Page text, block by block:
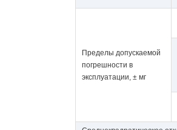
Пределы допускаемой
погрешности в
эксплуатации, ± мг